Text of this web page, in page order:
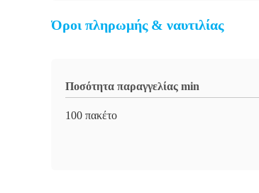
Όροι πληρωμής & ναυτιλίας
Ποσότητα παραγγελίας min
100 πακέτο